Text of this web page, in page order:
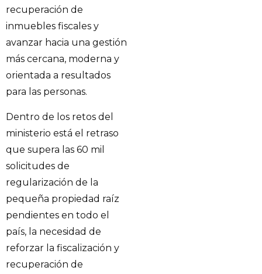
recuperación de
inmuebles fiscales y
avanzar hacia una gestión
más cercana, moderna y
orientada a resultados
para las personas.
Dentro de los retos del
ministerio está el retraso
que supera las 60 mil
solicitudes de
regularización de la
pequeña propiedad raíz
pendientes en todo el
país, la necesidad de
reforzar la fiscalización y
recuperación de